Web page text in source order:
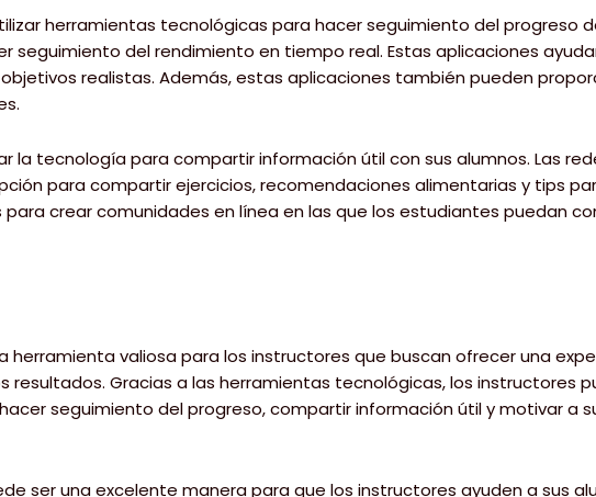
herramientas tecnológicas para hacer seguimiento del progreso
seguimiento del rendimiento en tiempo real. Estas aplicaciones
realistas. Además, estas aplicaciones también pueden
la tecnología para compartir información útil con sus alumnos. Las
para compartir ejercicios, recomendaciones alimentarias y tips
crear comunidades en línea en las que los estudiantes puedan
herramienta valiosa para los instructores que buscan ofrecer una
resultados. Gracias a las herramientas tecnológicas, los instructores
seguimiento del progreso, compartir información útil y motivar a
ser una excelente manera para que los instructores ayuden a sus